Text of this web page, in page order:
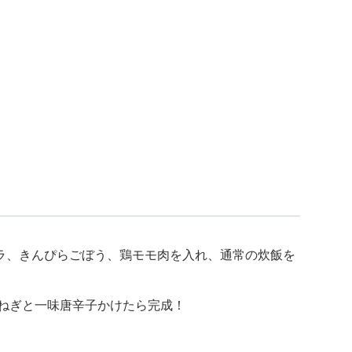
きんぴらごぼう、鶏モモ肉を入れ、通常の炊飯を
と一味唐辛子かけたら完成！